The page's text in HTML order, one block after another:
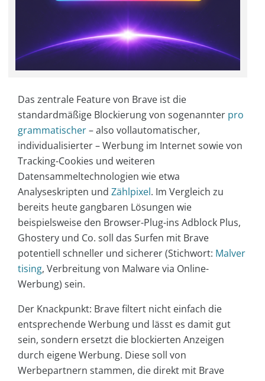
Das zentrale Feature von Brave ist die
standardmäßige Blockierung von sogenannter pro
grammatischer– also vollautomatischer,
individualisierter – Werbung im Internet sowie von
Tracking-Cookies und weiteren
Datensammeltechnologien wie etwa
Analyseskripten und Zählpixel. Im Vergleich zu
bereits heute gangbaren Lösungen wie
beispielsweise den Browser-Plug-ins Adblock Plus,
Ghostery und Co. soll das Surfen mit Brave
potentiell schneller und sicherer (Stichwort: Malver
tising, Verbreitung von Malware via Online-
Werbung) sein.
Der Knackpunkt: Brave filtert nicht einfach die
entsprechende Werbung und lässt es damit gut
sein, sondern ersetzt die blockierten Anzeigen
durch eigene Werbung. Diese soll von
Werbepartnern stammen, die direkt mit Brave